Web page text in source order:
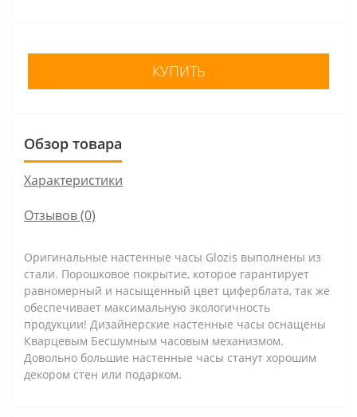
КУПИТЬ
Обзор товара
Характеристики
Отзывов (0)
Оригинальные настенные часы Glozis выполнены из
стали. Порошковое покрытие, которое гарантирует
равномерный и насыщенный цвет циферблата, так же
обеспечивает максимальную экологичность
продукции! Дизайнерские настенные часы оснащены
Кварцевым Бесшумным часовым механизмом.
Довольно большие настенные часы станут хорошим
декором стен или подарком.